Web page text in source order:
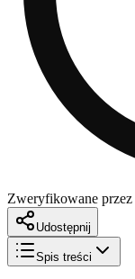
Zweryfikowane przez
Udostępnij
Spis treści